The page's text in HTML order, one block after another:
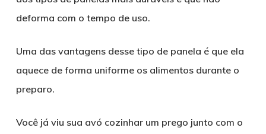
deforma com o tempo de uso.
Uma das vantagens desse tipo de panela é que ela
aquece de forma uniforme os alimentos durante o
preparo.
Você já viu sua avó cozinhar um prego junto com o